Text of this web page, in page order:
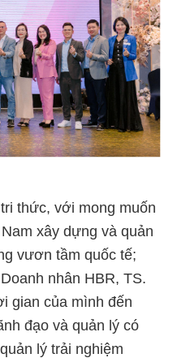
thức, với mong muốn
xây dựng và quản
vươn tầm quốc tế;
nhân HBR, TS.
gian của mình đến
đạo và quản lý có
lý trải nghiệm